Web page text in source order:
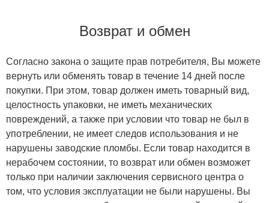
Возврат и обмен
Согласно закона о защите прав потребителя, Вы можете
вернуть или обменять товар в течение 14 дней после
покупки. При этом, товар должен иметь товарный вид,
целостность упаковки, не иметь механических
повреждений, а также при условии что товар не был в
употреблении, не имеет следов использования и не
нарушены заводские пломбы. Если товар находится в
нерабочем состоянии, то возврат или обмен возможет
только при наличии заключения сервисного центра о
том, что условия эксплуатации не были нарушены. Вы